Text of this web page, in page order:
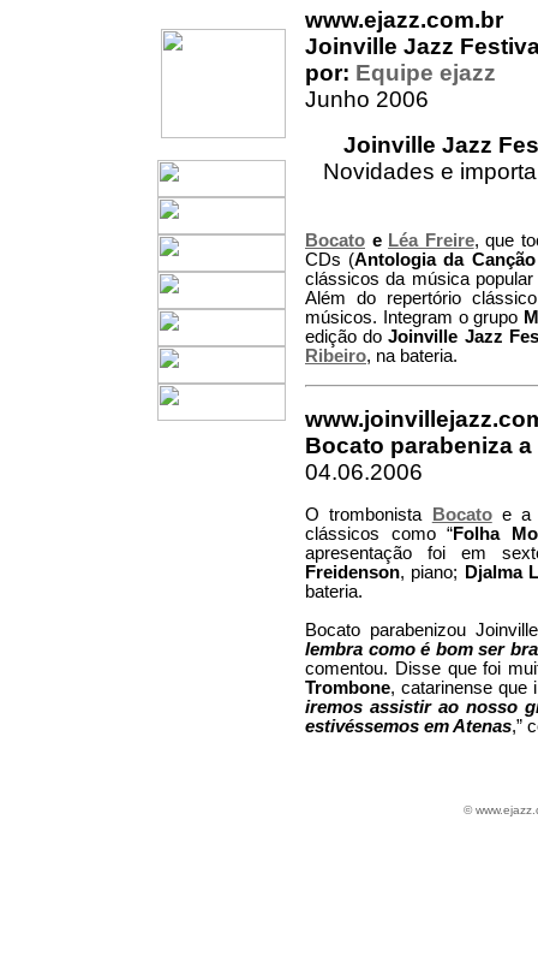
www.ejazz.com.br
Joinville Jazz
por: Equipe ejazz
Junho 2006
Joinville Jazz
Novidades e
Bocato e Léa Freire, que
CDs (Antologia da
clássicos da música
Além do repertório
músicos. Integram o grupo
edição doJoinville Jazz
Ribeiro, na bateria.
Bocato parabeniza
04.06.2006
O trombonista Bocatoe a
clássicos como “Folha
apresentação foi em
Freidenson, piano;
Djalma
bateria.
Bocato parabenizou
lembra como é bom ser
comentou. Disse que foi
Trombone, catarinense que
iremos assistir ao nosso
estivéssemos em Atenas,”
©